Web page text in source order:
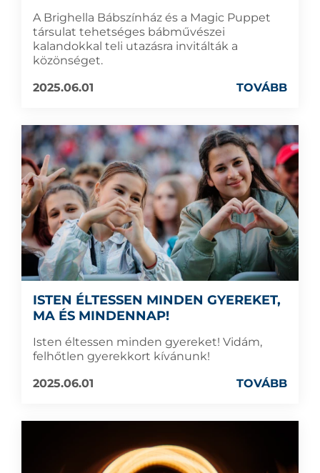
A Brighella Bábszínház és a Magic Puppet
társulat tehetséges bábművészei
kalandokkal teli utazásra invitálták a
közönséget.
2025.06.01
TOVÁBB
ISTEN ÉLTESSEN MINDEN GYEREKET,
MA ÉS MINDENNAP!
Isten éltessen minden gyereket! Vidám,
felhőtlen gyerekkort kívánunk!
2025.06.01
TOVÁBB